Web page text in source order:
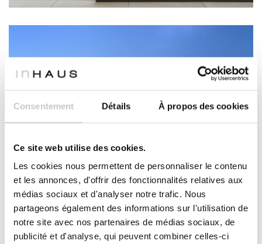
Consentement Détails À propos des cookies
Ce site web utilise des cookies.
Les cookies nous permettent de personnaliser le contenu
et les annonces, d'offrir des fonctionnalités relatives aux
médias sociaux et d'analyser notre trafic. Nous
partageons également des informations sur l'utilisation de
notre site avec nos partenaires de médias sociaux, de
publicité et d'analyse, qui peuvent combiner celles-ci